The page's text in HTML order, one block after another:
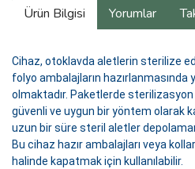
Ürün Bilgisi Yorumlar
Cihaz, otoklavda aletlerin sterilize
folyo ambalajların hazırlanmasında
olmaktadır. Paketlerde sterilizasyon
güvenli ve uygun bir yöntem olarak
uzun bir süre steril aletler
Bu cihaz hazır ambalajları veya
halinde kapatmak için kullanılabilir.